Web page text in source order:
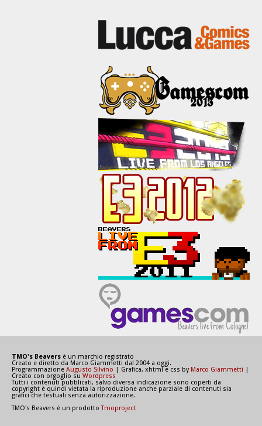
TMO's Beavers è un marchio registrato
Creato e diretto da Marco Giammetti dal 2004 a oggi.
Programmazione Augusto Silvino | Grafica, xhtml e css byMarco Giammetti
Creato con orgoglio su Wordpress
Tutti i contenuti pubblicati, salvo diversa indicazione sono coperti da
copyright è quindi vietata la riproduzione anche parziale di contenuti sia
grafici che testuali senza autorizzazione.
TMO's Beavers è un prodottoTmoproject